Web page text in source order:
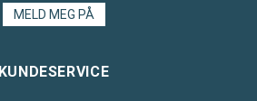
MELD MEG PÅ
KUNDESERVICE